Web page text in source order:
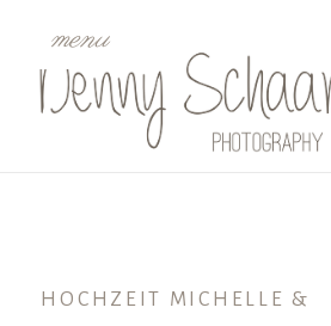
menu
HOCHZEIT MICHELLE &